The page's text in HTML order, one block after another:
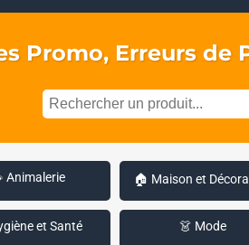
Promo, Erreurs de
Animalerie 🏠 Maison et
et Santé 👗 Mode